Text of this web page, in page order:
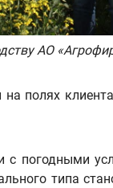
АО
полях
с погодными
типа